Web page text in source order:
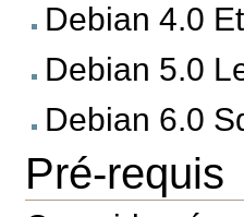
Debian 4.0
Debian 5.0
Debian 6.0
Pré-requis